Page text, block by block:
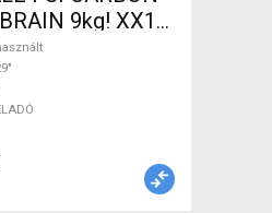
9kg! XX1
Bike 29" elöl
ELADÓ